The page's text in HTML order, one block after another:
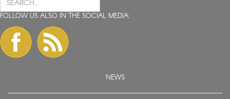
FOLLOW US ALSO IN THE SOCIAL MEDIA:
NEWS